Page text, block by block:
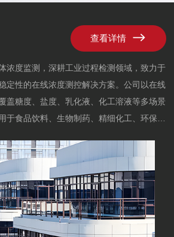
设备对接，该系统支持客户端定制化
浓度监测，深耕工业过程检测领域，致力于
定性的在线浓度测控解决方案。公司以在线
盖糖度、盐度、乳化液、化工溶液等多场景
于食品饮料、生物制药、精细化工、环保水
，产品实现高精度、无接触、连续在线测
自动化系统，帮助企业提升品质、降低损
生产。我们坚持以技术为核心、以客户为中
查看详情